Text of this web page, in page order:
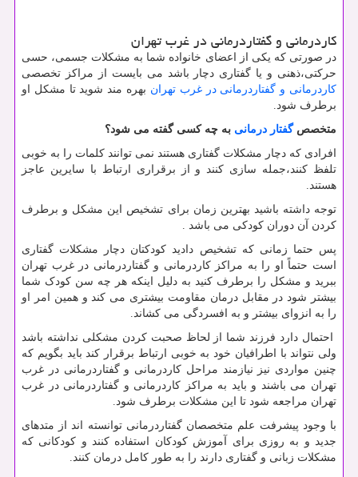
کاردرمانی و گفتاردرمانی در غرب تهران
در صورتی که یکی از اعضای خانواده شما به مشکلات جسمی، حسی
حرکتی،ذهنی و یا گفتاری دچار باشد می بایست از مراکز تخصصی
کاردرمانی و گفتاردرمانی در غرب تهران بهره مند شوید تا مشکل او
برطرف شود.
متخصصگفتار درمانی به چه کسی گفته می شود؟
افرادی که دچار مشکلات گفتاری هستند نمی توانند کلمات را به خوبی
تلفظ کنند،جمله سازی کنند و از برقراری ارتباط با سایرین عاجز
هستند.
توجه داشته باشید بهترین زمان برای تشخیص این مشکل و برطرف
کردن آن دوران کودکی می باشد .
پس حتما زمانی که تشخیص دادید کودکتان دچار مشکلات گفتاری
است حتماً او را به مراکز کاردرمانی و گفتاردرمانی در غرب تهران
ببرید و مشکل را برطرف کنید به دلیل اینکه هر چه سن کودک شما
بیشتر شود در مقابل درمان مقاومت بیشتری می کند و همین امر او
را به انزوای بیشتر و به افسردگی می کشاند.
احتمال دارد فرزند شما از لحاظ صحبت کردن مشکلی نداشته باشد
ولی نتواند با اطرافیان خود به خوبی ارتباط برقرار کند باید بگویم که
چنین مواردی نیز نیازمند مراحل کاردرمانی و گفتاردرمانی در غرب
تهران می ‌باشند و باید به مراکز کاردرمانی و گفتاردرمانی در غرب
تهران مراجعه شود تا این مشکلات برطرف شود.
با وجود پیشرفت علم متخصصان گفتاردرمانی توانسته‌ اند از متدهای
جدید و به روزی برای آموزش کودکان استفاده کنند و کودکانی که
مشکلات زبانی و گفتاری دارند را به طور کامل درمان کنند.